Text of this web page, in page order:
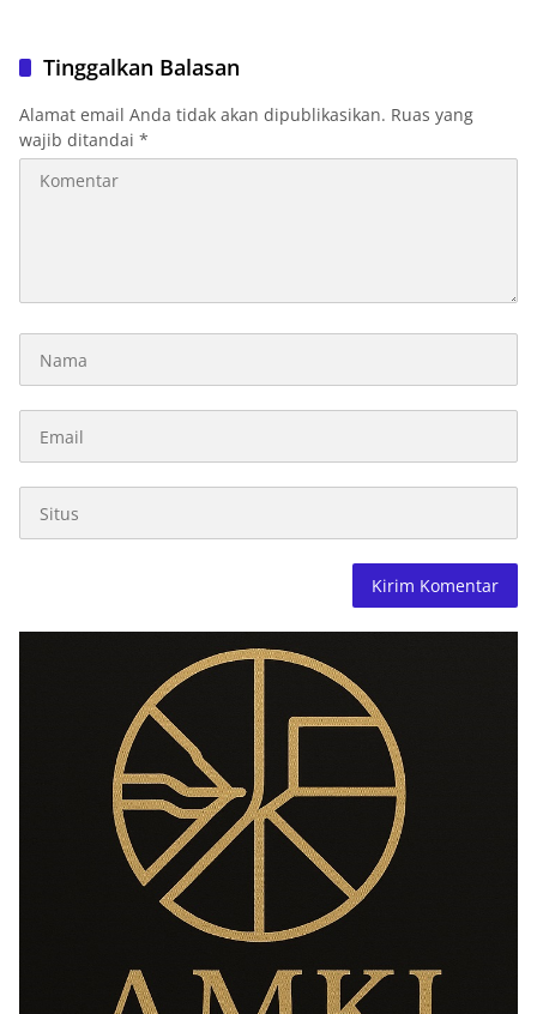
Tinggalkan Balasan
Alamat email Anda tidak akan dipublikasikan. Ruas yang
wajib ditandai *